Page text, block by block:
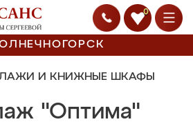
0
И КНИЖНЫЕ ШКАФЫ
"Оптима"